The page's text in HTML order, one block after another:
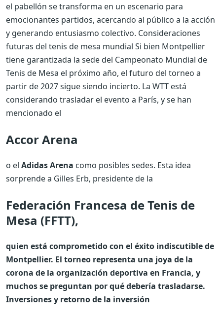
el pabellón se transforma en un escenario para
emocionantes partidos, acercando al público a la acción
y generando entusiasmo colectivo. Consideraciones
futuras del tenis de mesa mundial Si bien Montpellier
tiene garantizada la sede del Campeonato Mundial de
Tenis de Mesa el próximo año, el futuro del torneo a
partir de 2027 sigue siendo incierto. La WTT está
considerando trasladar el evento a París, y se han
mencionado el
Accor Arena
o el Adidas Arena como posibles sedes. Esta idea
sorprende a Gilles Erb, presidente de la
Federación Francesa de Tenis de
Mesa (FFTT),
quien está comprometido con el éxito indiscutible de
Montpellier. El torneo representa una joya de la
corona de la organización deportiva en Francia, y
muchos se preguntan por qué debería trasladarse.
Inversiones y retorno de la inversión